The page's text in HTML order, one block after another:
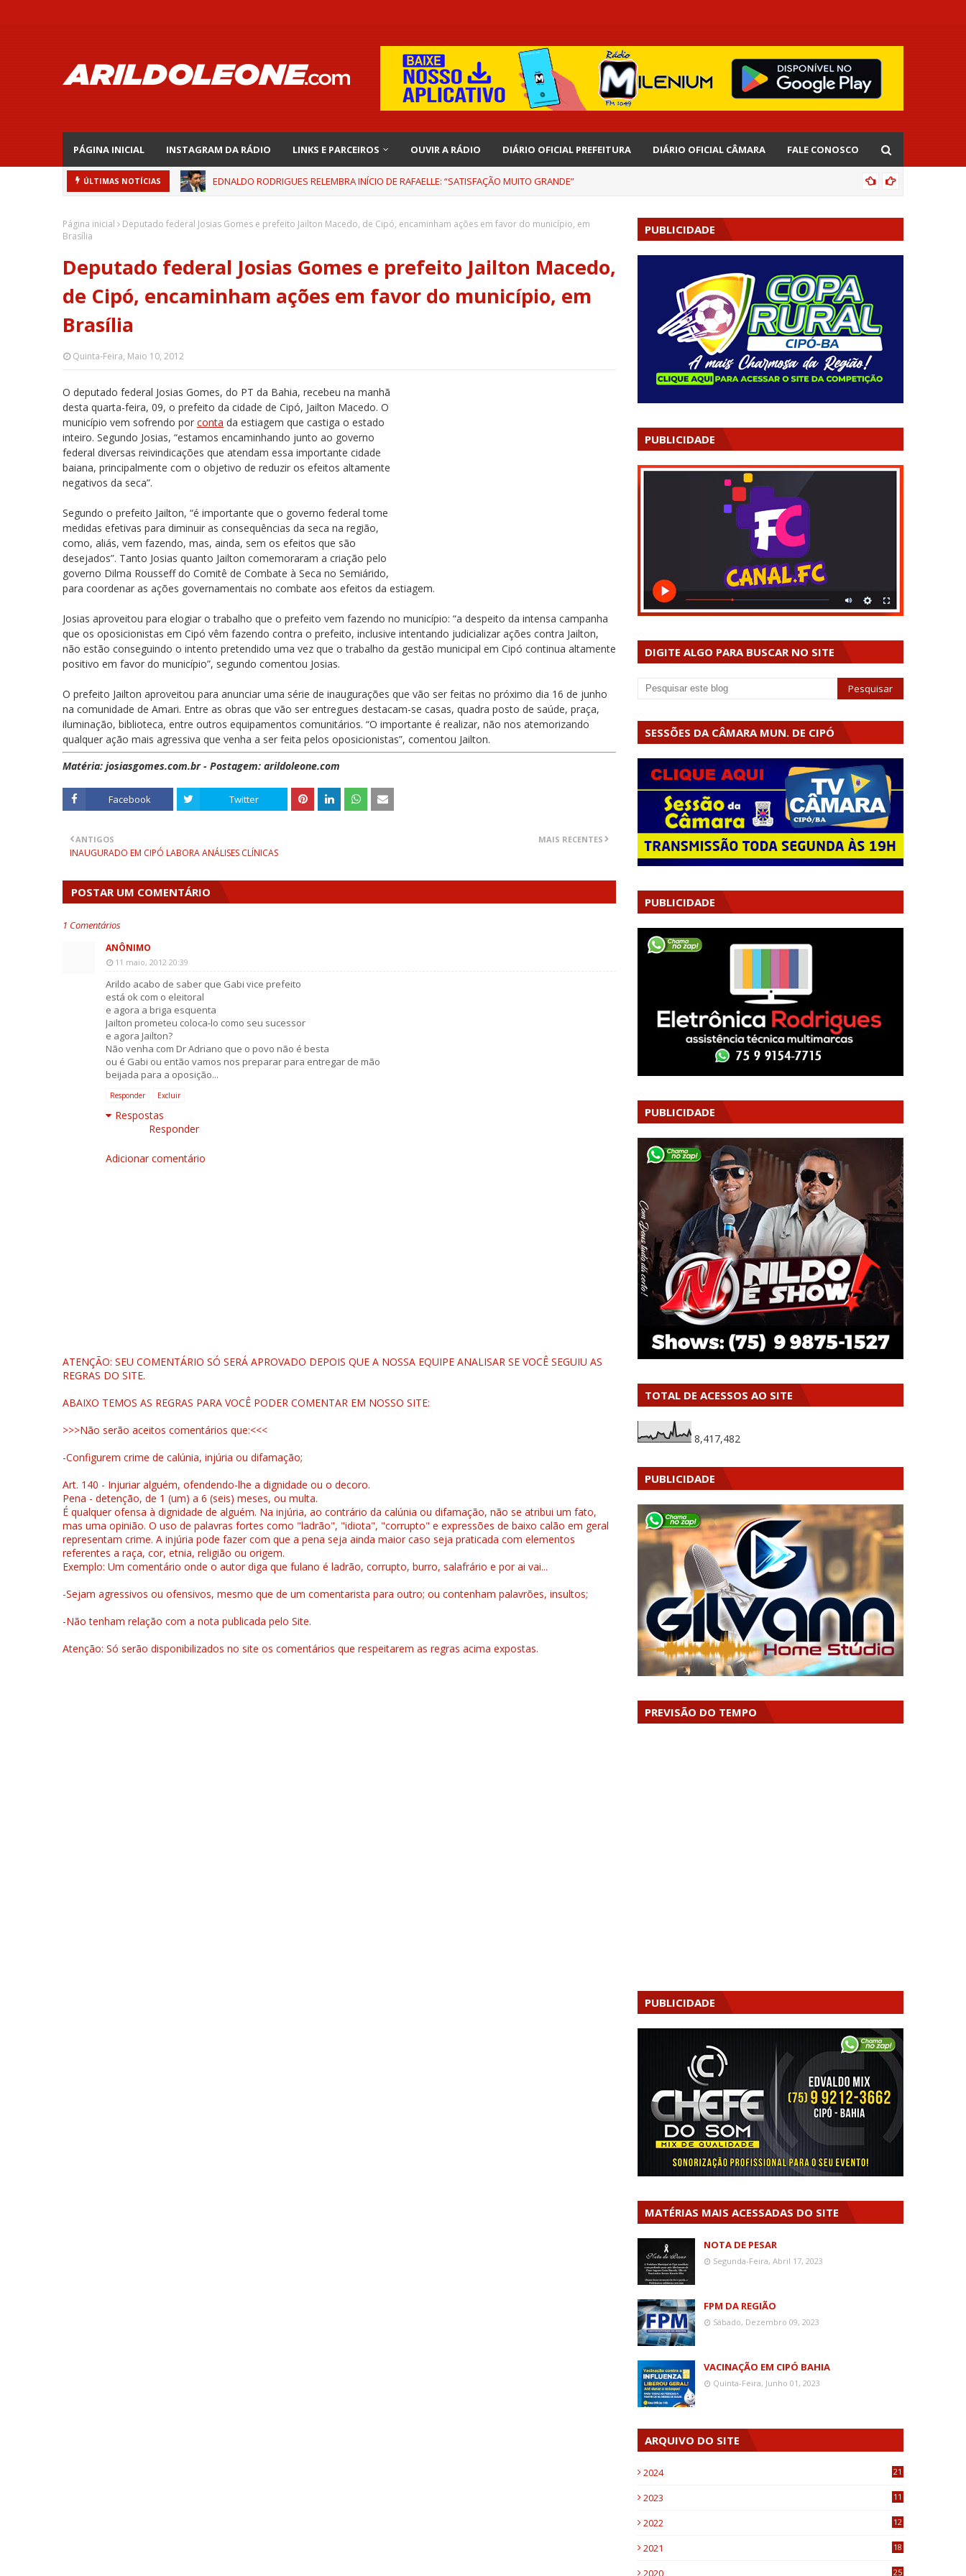
PÁGINA INICIAL INSTAGRAM DA RÁDIO LINKS E PARCEIROS OUVIR A RÁDIO DIÁRIO OFICIAL PREFEITURA DIÁRIO OFICIAL CÂMARA FALE CONOSCO
ÚLTIMAS NOTÍCIAS EDNALDO RODRIGUES RELEMBRA INÍCIO DE RAFAELLE: “SATISFAÇÃO MUITO GRANDE”
Página inicial
Deputado federal Josias Gomes e prefeito Jailton Macedo, de Cipó, encaminham ações em favor do município, em
Brasília
Deputado federal Josias Gomes e prefeito Jailton Macedo,
de Cipó, encaminham ações em favor do município, em
Brasília
Quinta-Feira, Maio 10, 2012
O deputado federal Josias Gomes, do PT da Bahia, recebeu na manhã
desta quarta-feira, 09, o prefeito da cidade de Cipó, Jailton Macedo. O
município vem sofrendo por conta da estiagem que castiga o estado
inteiro. Segundo Josias, “estamos encaminhando junto ao governo
federal diversas reivindicações que atendam essa importante cidade
baiana, principalmente com o objetivo de reduzir os efeitos altamente
negativos da seca”.
Segundo o prefeito Jailton, “é importante que o governo federal tome
medidas efetivas para diminuir as consequências da seca na região,
como, aliás, vem fazendo, mas, ainda, sem os efeitos que são
desejados”. Tanto Josias quanto Jailton comemoraram a criação pelo
governo Dilma Rousseff do Comitê de Combate à Seca no Semiárido,
para coordenar as ações governamentais no combate aos efeitos da estiagem.
Josias aproveitou para elogiar o trabalho que o prefeito vem fazendo no município: “a despeito da intensa campanha
que os oposicionistas em Cipó vêm fazendo contra o prefeito, inclusive intentando judicializar ações contra Jailton,
não estão conseguindo o intento pretendido uma vez que o trabalho da gestão municipal em Cipó continua altamente
positivo em favor do município”, segundo comentou Josias.
O prefeito Jailton aproveitou para anunciar uma série de inaugurações que vão ser feitas no próximo dia 16 de junho
na comunidade de Amari. Entre as obras que vão ser entregues destacam-se casas, quadra posto de saúde, praça,
iluminação, biblioteca, entre outros equipamentos comunitários. “O importante é realizar, não nos atemorizando
qualquer ação mais agressiva que venha a ser feita pelos oposicionistas”, comentou Jailton.
Matéria: josiasgomes.com.br - Postagem: arildoleone.com
Facebook Twitter
MAIS RECENTES
ANTIGOS
INAUGURADO EM CIPÓ LABORA ANÁLISES CLÍNICAS
POSTAR UM COMENTÁRIO
1 Comentários
ANÔNIMO
11 maio, 2012 20:39
Arildo acabo de saber que Gabi vice prefeito
está ok com o eleitoral
e agora a briga esquenta
Jailton prometeu coloca-lo como seu sucessor
e agora Jailton?
Não venha com Dr Adriano que o povo não é besta
ou é Gabi ou então vamos nos preparar para entregar de mão
beijada para a oposição...
Responder Excluir
Respostas
Responder
Adicionar comentário
ATENÇÃO: SEU COMENTÁRIO SÓ SERÁ APROVADO DEPOIS QUE A NOSSA EQUIPE ANALISAR SE VOCÊ SEGUIU AS
REGRAS DO SITE.
ABAIXO TEMOS AS REGRAS PARA VOCÊ PODER COMENTAR EM NOSSO SITE:
>>>Não serão aceitos comentários que:<<<
-Configurem crime de calúnia, injúria ou difamação;
Art. 140 - Injuriar alguém, ofendendo-lhe a dignidade ou o decoro.
Pena - detenção, de 1 (um) a 6 (seis) meses, ou multa.
É qualquer ofensa à dignidade de alguém. Na injúria, ao contrário da calúnia ou difamação, não se atribui um fato,
mas uma opinião. O uso de palavras fortes como "ladrão", "idiota", "corrupto" e expressões de baixo calão em geral
representam crime. A injúria pode fazer com que a pena seja ainda maior caso seja praticada com elementos
referentes a raça, cor, etnia, religião ou origem.
Exemplo: Um comentário onde o autor diga que fulano é ladrão, corrupto, burro, salafrário e por ai vai...
-Sejam agressivos ou ofensivos, mesmo que de um comentarista para outro; ou contenham palavrões, insultos;
-Não tenham relação com a nota publicada pelo Site.
Atenção: Só serão disponibilizados no site os comentários que respeitarem as regras acima expostas.
PUBLICIDADE
PUBLICIDADE
DIGITE ALGO PARA BUSCAR NO SITE
SESSÕES DA CÂMARA MUN. DE CIPÓ
PUBLICIDADE
PUBLICIDADE
TOTAL DE ACESSOS AO SITE
8,417,482
PUBLICIDADE
PREVISÃO DO TEMPO
PUBLICIDADE
MATÉRIAS MAIS ACESSADAS DO SITE
NOTA DE PESAR
Segunda-Feira, Abril 17, 2023
FPM DA REGIÃO
Sábado, Dezembro 09, 2023
VACINAÇÃO EM CIPÓ BAHIA
Quinta-Feira, Junho 01, 2023
ARQUIVO DO SITE
2024 21
2023
11
2022
12
2021
18
2020 25